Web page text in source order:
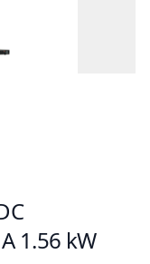
1.56 kW